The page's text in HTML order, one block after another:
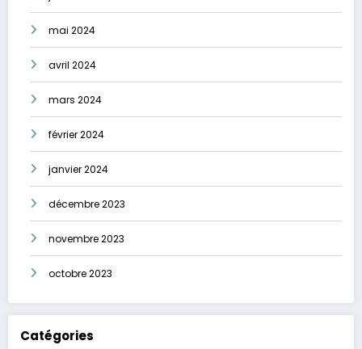
mai 2024
avril 2024
mars 2024
février 2024
janvier 2024
décembre 2023
novembre 2023
octobre 2023
Catégories